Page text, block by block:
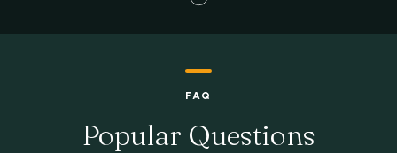
FAQ
Popular Questions